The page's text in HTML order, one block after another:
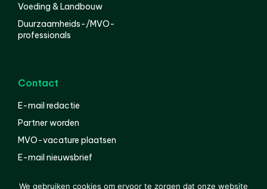
Voeding & Landbouw
Duurzaamheids-/MVO-
professionals
Contact
E-mail redactie
Partner worden
MVO-vacature plaatsen
E-mail nieuwsbrief
We gebruiken cookies om ervoor te zorgen dat onze website